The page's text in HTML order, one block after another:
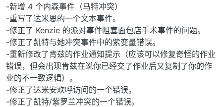
-新增 4 个内森事件（马特冲突）
-重写了达米恩的一个文本事件。
-修正了 Kenzie 的派对事件阻塞面包店手术事件的问题。
-修正了凯特与她冲突事件中的紫变量错误。
-重新修改了肯兹的作业通知提示（应该可以修复奇怪的作业
错误，但会出现肯兹在说你已经交了作业后又复制了你的作
业的不一致逻辑）。
-修正了达米安欢呼访问的一个错误。
-修正了凯特/紫罗兰冲突的一个错误。